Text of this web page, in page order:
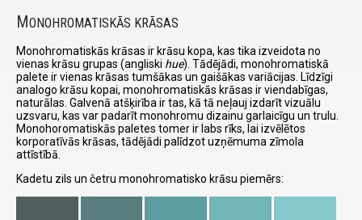
MONOHROMATISKĀS KRĀSAS
Monohromatiskās krāsas ir krāsu kopa, kas tika izveidota no
vienas krāsu grupas (angliski hue). Tādējādi, monohromatiskā
palete ir vienas krāsas tumšākas un gaišākas variācijas. Līdzīgi
analogo krāsu kopai, monohromatiskās krāsas ir viendabīgas,
naturālas. Galvenā atšķirība ir tas, kā tā neļauj izdarīt vizuālu
uzsvaru, kas var padarīt monohromu dizainu garlaicīgu un trulu.
Monohoromatiskās paletes tomer ir labs rīks, lai izvēlētos
korporatīvās krāsas, tādējādi palīdzot uzņēmuma zīmola
attīstībā.
Kadetu zils un četru monohromatisko krāsu piemērs: